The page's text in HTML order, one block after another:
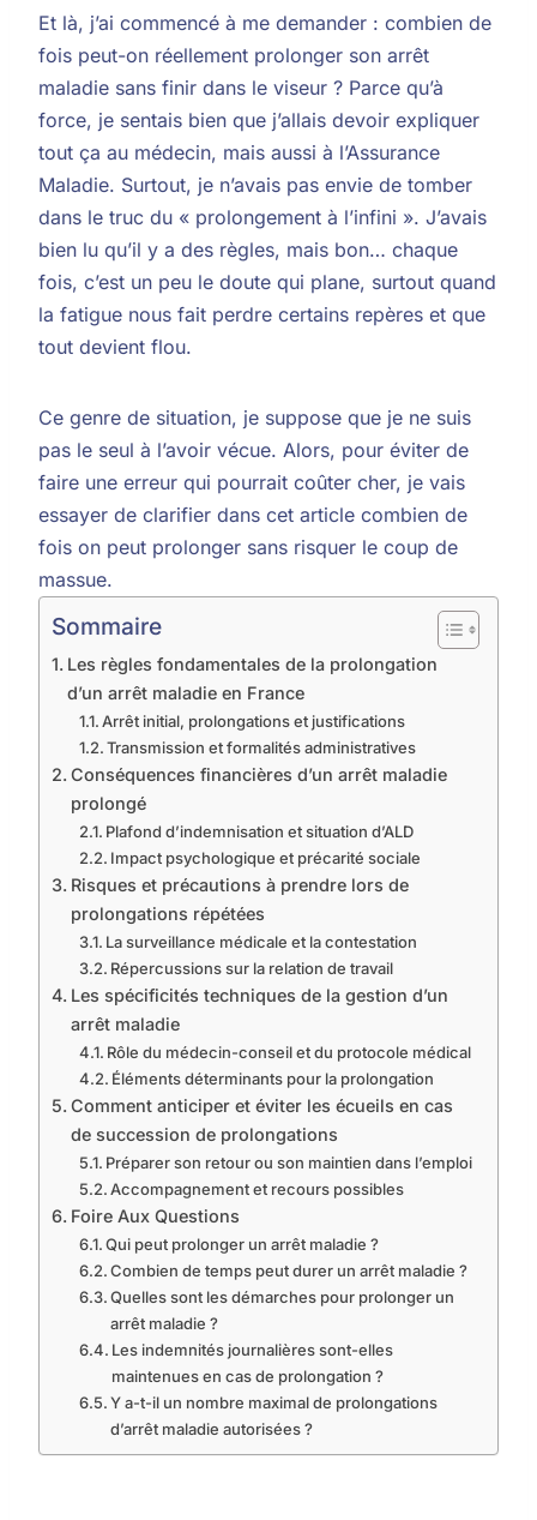
Et là, j’ai commencé à me demander : combien de
fois peut-on réellement prolonger son arrêt
maladie sans finir dans le viseur ? Parce qu’à
force, je sentais bien que j’allais devoir expliquer
tout ça au médecin, mais aussi à l’Assurance
Maladie. Surtout, je n’avais pas envie de tomber
dans le truc du « prolongement à l’infini ». J’avais
bien lu qu’il y a des règles, mais bon… chaque
fois, c’est un peu le doute qui plane, surtout quand
la fatigue nous fait perdre certains repères et que
tout devient flou.
Ce genre de situation, je suppose que je ne suis
pas le seul à l’avoir vécue. Alors, pour éviter de
faire une erreur qui pourrait coûter cher, je vais
essayer de clarifier dans cet article combien de
fois on peut prolonger sans risquer le coup de
massue.
Sommaire
Les règles fondamentales de la prolongation
d’un arrêt maladie en France
Arrêt initial, prolongations et justifications
Transmission et formalités administratives
Conséquences financières d’un arrêt maladie
prolongé
Plafond d’indemnisation et situation d’ALD
Impact psychologique et précarité sociale
Risques et précautions à prendre lors de
prolongations répétées
La surveillance médicale et la contestation
Répercussions sur la relation de travail
Les spécificités techniques de la gestion d’un
arrêt maladie
Rôle du médecin-conseil et du protocole médical
Éléments déterminants pour la prolongation
Comment anticiper et éviter les écueils en cas
de succession de prolongations
Préparer son retour ou son maintien dans l’emploi
Accompagnement et recours possibles
Foire Aux Questions
Qui peut prolonger un arrêt maladie ?
Combien de temps peut durer un arrêt maladie ?
Quelles sont les démarches pour prolonger un
arrêt maladie ?
Les indemnités journalières sont-elles
maintenues en cas de prolongation ?
Y a-t-il un nombre maximal de prolongations
d’arrêt maladie autorisées ?